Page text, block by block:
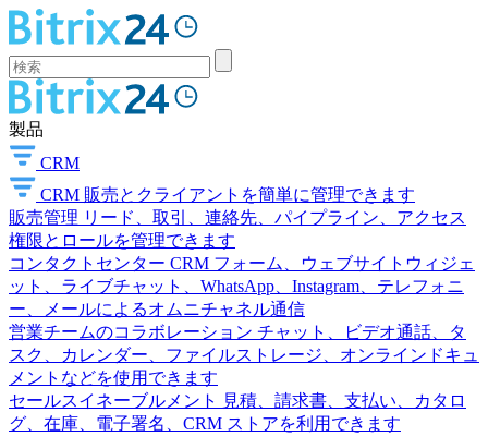
製品
CRM
CRM 販売とクライアントを簡単に管理できます
販売管理 リード、取引、連絡先、パイプライン、アクセス
権限とロールを管理できます
コンタクトセンター CRM フォーム、ウェブサイトウィジェ
ット、ライブチャット、WhatsApp、Instagram、テレフォニ
ー、メールによるオムニチャネル通信
営業チームのコラボレーション チャット、ビデオ通話、タ
スク、カレンダー、ファイルストレージ、オンラインドキュ
メントなどを使用できます
セールスイネーブルメント
見積、請求書、支払い、カタロ
グ、在庫、電子署名、CRM ストアを利用できます